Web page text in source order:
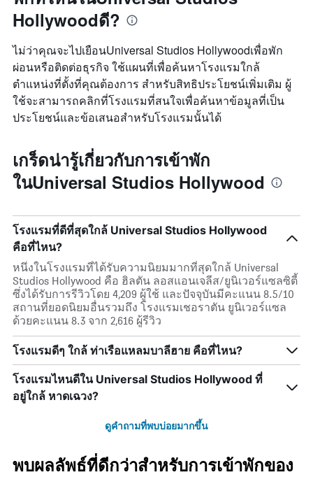
Hollywoodดี?
ไม่ว่าคุณจะไปเยือนUniversal Studios Hollywoodเพื่อพัก
ผ่อนหรือติดต่อธุรกิจ ใช้แผนที่เพื่อค้นหาโรงแรมใกล้
ตำแหน่งที่ตั้งที่คุณต้องการ สำหรับสิทธิประโยชน์เพิ่มเติม ผู้
ใช้จะสามารถคลิกที่โรงแรมที่สนใจเพื่อค้นหาข้อมูลที่เป็น
ประโยชน์และข้อเสนอสำหรับโรงแรมนั้นได้
เกร็ดน่ารู้เกี่ยวกับการเข้าพัก
ในUniversal Studios Hollywood
โรงแรมที่ดีที่สุดใกล้ Universal Studios Hollywood
คือที่ไหน?
หนึ่งในโรงแรมที่ได้รับความนิยมมากที่สุดใกล้ Universal
Studios Hollywood คือ ฮิลตัน ลอสแอนเจลีส/ยูนิเวอร์แซลซิตี้
ซึ่งได้รับการรีวิวโดย 4,209 ผู้ใช้ และปัจจุบันมีคะแนน 8.5/10
สถานที่ยอดนิยมอื่นรวมถึง โรงแรมเชอราตัน ยูนิเวอร์แซล
ด้วยคะแนน 8.3 จาก 2,616 ผู้รีวิว
โรงแรมดีๆ ใกล้ ท่าเรือแหลมบาลีฮาย คือที่ไหน?
โรงแรมไหนดีใน Universal Studios Hollywood ที่
อยู่ใกล้ หาดเฉวง?
ดูคำถามที่พบบ่อยมากขึ้น
พบผลลัพธ์ที่ดีกว่าสำหรับการเข้าพักของ